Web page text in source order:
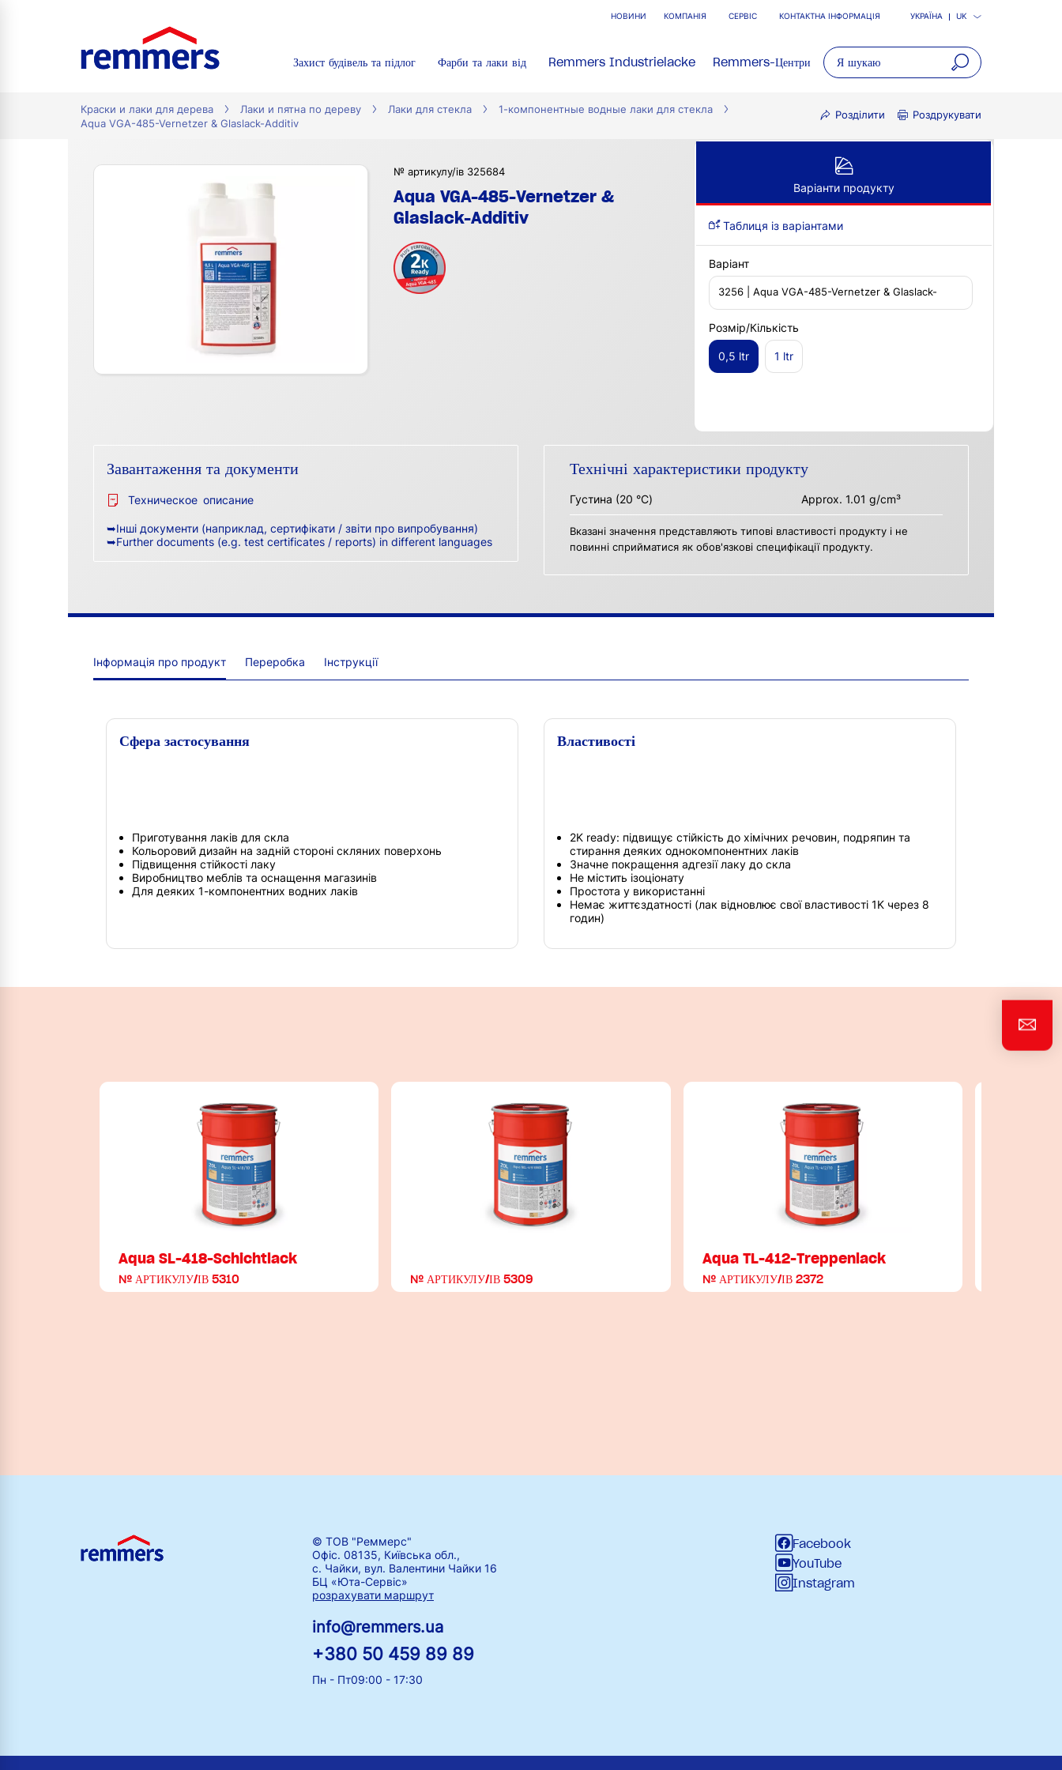
НОВИНИ КОМПАНІЯ СЕРВІС КОНТАКТНА ІНФОРМАЦІЯ УКРАЇНА UK
Захист будівель та підлог Фарби та лаки від Remmers Industrielacke Remmers-Центри
Краски и лаки для дерева Лаки и пятна по дереву Лаки для стекла
1-компонентные водные лаки для стекла
Aqua VGA-485-Vernetzer & Glaslack-Additiv
Розділити Роздрукувати
№ артикулу/ів 325684
Aqua VGA-485-Vernetzer &
Glaslack-Additiv
Варіанти продукту
Таблиця із варіантами
Варіант
3256 | Aqua VGA-485-Vernetzer & Glaslack-
Additiv
Розмір/Кількість
0,5 ltr 1 ltr
Завантаження та документи
Техническое описание
➥Інші документи (наприклад, сертифікати / звіти про випробування)
➥Further documents (e.g. test certificates / reports) in different languages
Технічні характеристики продукту
Густина (20 °C) Approx. 1.01 g/cm³
Вказані значення представляють типові властивості продукту і не
повинні сприйматися як обов'язкові специфікації продукту.
Інформація про продукт Переробка Інструкції
Сфера застосування
Приготування лаків для скла
Кольоровий дизайн на задній стороні скляних поверхонь
Підвищення стійкості лаку
Виробництво меблів та оснащення магазинів
Для деяких 1-компонентних водних лаків
Властивості
2K ready: підвищує стійкість до хімічних речовин, подряпин та
стирання деяких однокомпонентних лаків
Значне покращення адгезії лаку до скла
Не містить ізоціонату
Простота у використанні
Немає життєздатності (лак відновлює свої властивості 1K через 8
годин)
Aqua SL-418-Schichtlack
№ АРТИКУЛУ/ІВ 5310 № АРТИКУЛУ/ІВ 5309
Aqua TL-412-Treppenlack
№ АРТИКУЛУ/ІВ 2372
© ТОВ "Реммерс"
Офіс. 08135, Київська обл.,
с. Чайки, вул. Валентини Чайки 16
БЦ «Юта-Сервіс»
розрахувати маршрут
info@remmers.ua
+380 50 459 89 89
Пн - Пт09:00 - 17:30
Facebook
YouTube
Instagram